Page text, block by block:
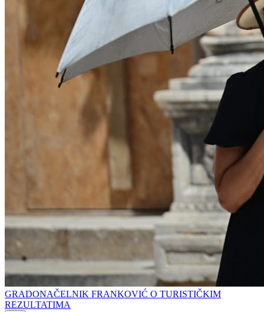
GRADONAČELNIK FRANKOVIĆ O TURISTIČKIM
REZULTATIMA